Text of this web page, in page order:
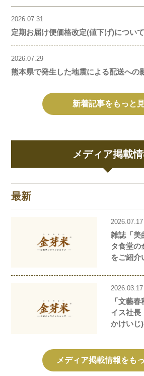
2026.07.31
定期お届け便価格改定(値下げ)について
2026.07.29
熊本県で発生した地震による配送への
新着記事をもっと
メディア掲載
最新
2026.07.17
雑誌「美
タ食堂の
をご紹介
2026.03.17
「文藝
イス社長
かけいじ
メディア掲載情報をも